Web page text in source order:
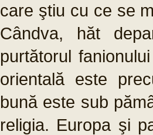
care ştiu cu ce se
Cândva, hăt
purtătorul
orientală este
bună este sub
religia. Europa şi